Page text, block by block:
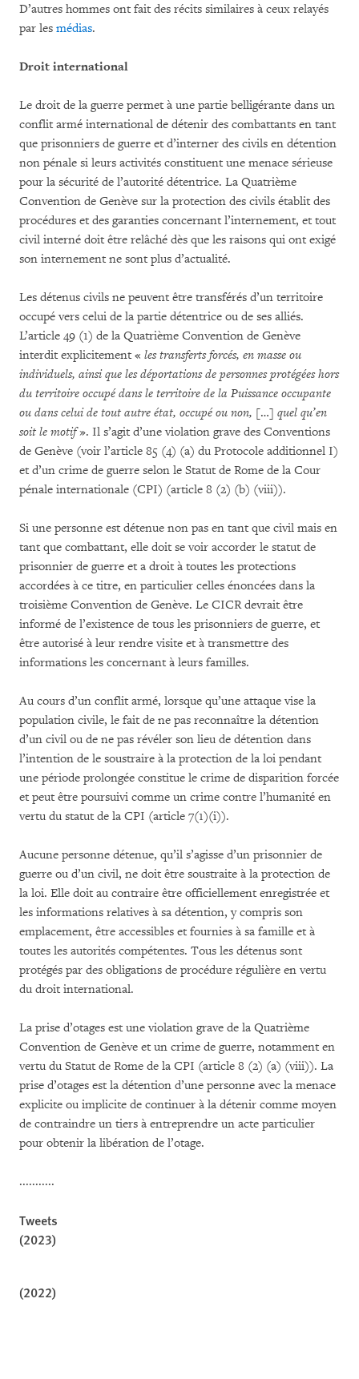
D’autres hommes ont fait des récits similaires à ceux relayés
par les médias.
Droit international
Le droit de la guerre permet à une partie belligérante dans un
conflit armé international de détenir des combattants en tant
que prisonniers de guerre et d’interner des civils en détention
non pénale si leurs activités constituent une menace sérieuse
pour la sécurité de l’autorité détentrice. La Quatrième
Convention de Genève sur la protection des civils établit des
procédures et des garanties concernant l’internement, et tout
civil interné doit être relâché dès que les raisons qui ont exigé
son internement ne sont plus d’actualité.
Les détenus civils ne peuvent être transférés d’un territoire
occupé vers celui de la partie détentrice ou de ses alliés.
L’article 49 (1) de la Quatrième Convention de Genève
interdit explicitement « les transferts forcés, en masse ou
individuels, ainsi que les déportations de personnes protégées hors
du territoire occupé dans le territoire de la Puissance occupante
ou dans celui de tout autre état, occupé ou non, […] quel qu’en
soit le motif». Il s’agit d’une violation grave des Conventions
de Genève (voir l’article 85 (4) (a) du Protocole additionnel I)
et d’un crime de guerre selon le Statut de Rome de la Cour
pénale internationale (CPI) (article 8 (2) (b) (viii)).
Si une personne est détenue non pas en tant que civil mais en
tant que combattant, elle doit se voir accorder le statut de
prisonnier de guerre et a droit à toutes les protections
accordées à ce titre, en particulier celles énoncées dans la
troisième Convention de Genève. Le CICR devrait être
informé de l’existence de tous les prisonniers de guerre, et
être autorisé à leur rendre visite et à transmettre des
informations les concernant à leurs familles.
Au cours d’un conflit armé, lorsque qu’une attaque vise la
population civile, le fait de ne pas reconnaître la détention
d’un civil ou de ne pas révéler son lieu de détention dans
l’intention de le soustraire à la protection de la loi pendant
une période prolongée constitue le crime de disparition forcée
et peut être poursuivi comme un crime contre l’humanité en
vertu du statut de la CPI (article 7(1)(i)).
Aucune personne détenue, qu’il s’agisse d’un prisonnier de
guerre ou d’un civil, ne doit être soustraite à la protection de
la loi. Elle doit au contraire être officiellement enregistrée et
les informations relatives à sa détention, y compris son
emplacement, être accessibles et fournies à sa famille et à
toutes les autorités compétentes. Tous les détenus sont
protégés par des obligations de procédure régulière en vertu
du droit international.
La prise d’otages est une violation grave de la Quatrième
Convention de Genève et un crime de guerre, notamment en
vertu du Statut de Rome de la CPI (article 8 (2) (a) (viii)). La
prise d’otages est la détention d’une personne avec la menace
explicite ou implicite de continuer à la détenir comme moyen
de contraindre un tiers à entreprendre un acte particulier
pour obtenir la libération de l’otage.
...........
Tweets
(2023)
(2022)